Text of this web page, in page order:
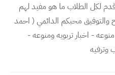
لكل الطلاب ما هو مفيد لهم
والتوفيق محبكم الدائمي ( احمد
- اخبار تربويه ومنوعه -
وترفيه